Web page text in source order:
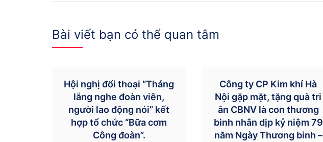
Bài viết bạn có thể quan tâm
Hội nghị đối thoại “Tháng
lắng nghe đoàn viên,
người lao động nói” kết
hợp tổ chức “Bữa cơm
Công đoàn”.
Công ty CP Kim khí Hà
Nội gặp mặt, tặng quà tri
ân CBNV là con thương
binh nhân dịp kỷ niệm 79
năm Ngày Thương binh –